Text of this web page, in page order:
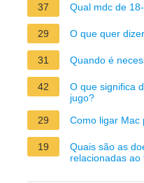
37 Qual mdc de
29 O que quer
31 Quando é
42
O que significa
jugo?
29
Como ligar Mac
19
Quais são as
relacionadas ao